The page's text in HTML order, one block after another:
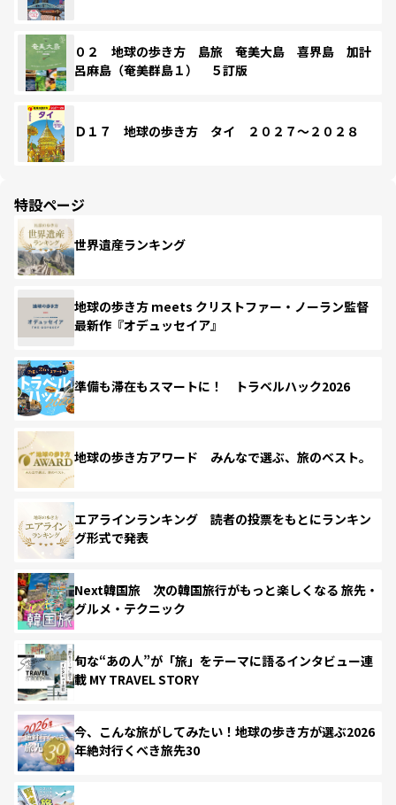
０２ 地球の歩き方 島旅 奄美大島 喜界島 加計
呂麻島（奄美群島１） ５訂版
Ｄ１７ 地球の歩き方 タイ ２０２７～２０２８
特設ページ
世界遺産ランキング
地球の歩き方 meets クリストファー・ノーラン監督
最新作『オデュッセイア』
準備も滞在もスマートに！ トラベルハック2026
地球の歩き方アワード みんなで選ぶ、旅のベスト。
エアラインランキング 読者の投票をもとにランキン
グ形式で発表
Next韓国旅 次の韓国旅行がもっと楽しくなる 旅先・
グルメ・テクニック
旬な“あの人”が「旅」をテーマに語るインタビュー連
載 MY TRAVEL STORY
今、こんな旅がしてみたい！地球の歩き方が選ぶ2026
年絶対行くべき旅先30